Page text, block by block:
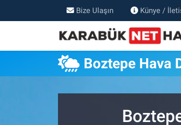
Bize Ulaşın Künye /
Boztepe Hava